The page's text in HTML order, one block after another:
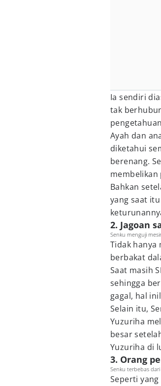
Ia sendiri
tak
Ayah dan
diketahui
berenang.
Bahkan
yang saat
2. Jagoan
Senku menguji
Tidak hanya
berbakat
Saat masih
sehingga
gagal, hal
Selain itu,
Yuzuriha
besar
Yuzuriha di
3. Orang
Senku terbebas
Seperti